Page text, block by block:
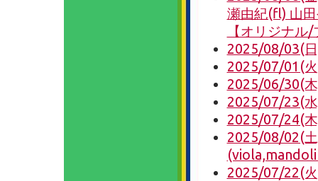
瀬由紀(fl) 山
【オリジナル
2025/08/03(
2025/07/01(
2025/06/30(
2025/07/23(
2025/07/24(
2025/08/02(
2025/07/22(